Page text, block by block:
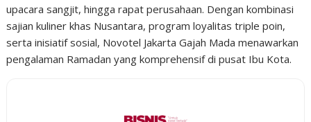
upacara sangjit, hingga rapat perusahaan. Dengan kombinasi
sajian kuliner khas Nusantara, program loyalitas triple poin,
serta inisiatif sosial, Novotel Jakarta Gajah Mada menawarkan
pengalaman Ramadan yang komprehensif di pusat Ibu Kota.